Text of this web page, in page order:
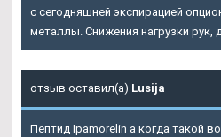
с сегодняшней экспирацией
металлы. Снижения нагрузки рук,
отзыв оставил(а) Lusija
Пептид Ipamorelin а когда такой